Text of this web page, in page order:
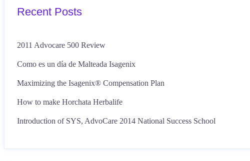
Recent Posts
2011 Advocare 500 Review
Como es un día de Malteada Isagenix
Maximizing the Isagenix® Compensation Plan
How to make Horchata Herbalife
Introduction of SYS, AdvoCare 2014 National Success School